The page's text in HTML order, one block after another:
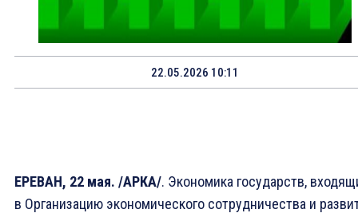
22.05.2026 10:11
ЕРЕВАН, 22 мая. /АРКА/. Экономика государств,
в Организацию экономического сотрудничества и